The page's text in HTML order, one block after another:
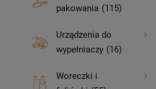
pakowania (115)
Urządzenia do
wypełniaczy (16)
Woreczki i